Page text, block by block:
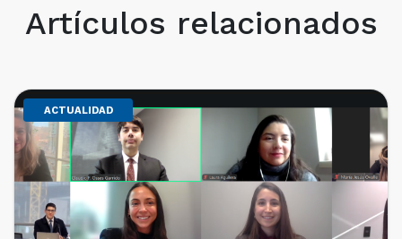
Artículos relacionados
ACTUALIDAD